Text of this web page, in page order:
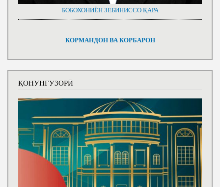
БОБОХОНИЁН ЗЕБИНИССО ҚАРА
КОРМАНДОН ВА КОРБАРОН
ҚОНУНГУЗОРӢ